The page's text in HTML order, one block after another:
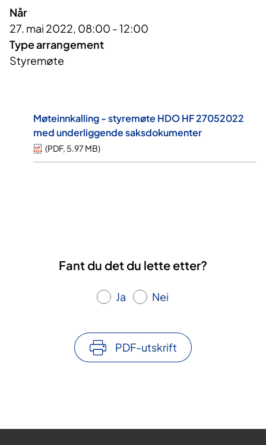
Når
27. mai 2022, 08:00 - 12:00
Type arrangement
Styremøte
Møteinnkalling - styremøte HDO HF 27052022
med underliggende saksdokumenter
(PDF, 5.97 MB)
Fant du det du lette etter?
Ja Nei
PDF-utskrift